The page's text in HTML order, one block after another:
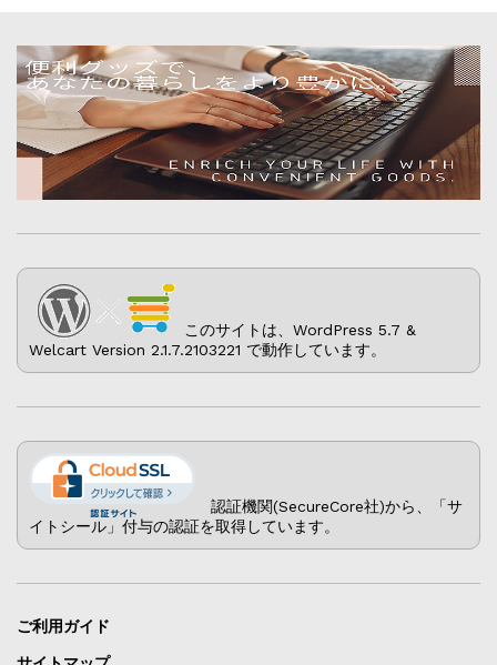
このサイトは、WordPress 5.7 &
Welcart Version 2.1.7.2103221 で動作しています。
認証機関(SecureCore社)から、「サ
イトシール」付与の認証を取得しています。
ご利用ガイド